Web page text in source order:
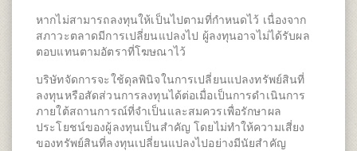
หากไม่สามารถลงทุนให้เป็นไปตามที่กำหนดไว้ เนื่องจาก
สภาวะตลาดมีการเปลี่ยนแปลงไป ผู้ลงทุนอาจไม่ได้รับผล
ตอบแทนตามอัตราที่โฆษณาไว้
บริษัทจัดการจะใช้ดุลพินิจในการเปลี่ยนแปลงทรัพย์สินที่
ลงทุนหรือสัดส่วนการลงทุนได้ต่อเมื่อเป็นการดำเนินการ
ภายใต้สถานการณ์ที่จำเป็นและสมควรเพื่อรักษาผล
ประโยชน์ของผู้ลงทุนเป็นสำคัญ โดยไม่ทำให้ความเสี่ยง
ของทรัพย์สินที่ลงทุนเปลี่ยนแปลงไปอย่างมีนัยสำคัญ